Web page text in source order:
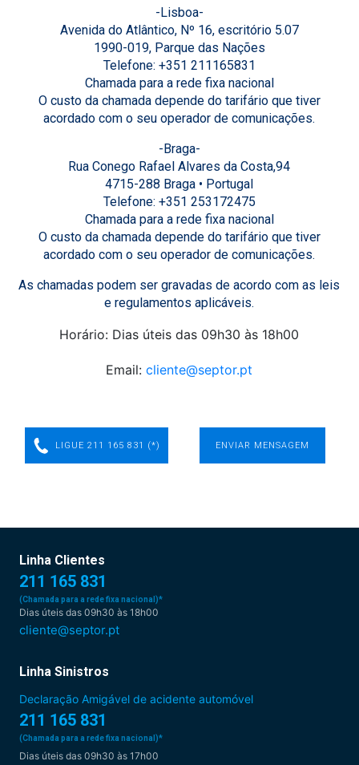
-Lisboa-
Avenida do Atlântico, Nº 16, escritório 5.07
1990-019, Parque das Nações
Telefone: +351 211165831
Chamada para a rede fixa nacional
O custo da chamada depende do tarifário que tiver
acordado com o seu operador de comunicações.
-Braga-
Rua Conego Rafael Alvares da Costa,94
4715-288 Braga • Portugal
Telefone: +351 253172475
Chamada para a rede fixa nacional
O custo da chamada depende do tarifário que tiver
acordado com o seu operador de comunicações.
As chamadas podem ser gravadas de acordo com as leis
e regulamentos aplicáveis.
Horário: Dias úteis das 09h30 às 18h00
Email:cliente@septor.pt
LIGUE 211 165 831 (*) ENVIAR MENSAGEM
Linha Clientes
211 165 831
(Chamada para a rede fixa nacional)*
Dias úteis das 09h30 às 18h00
cliente@septor.pt
Linha Sinistros
Declaração Amigável de acidente automóvel
211 165 831
(Chamada para a rede fixa nacional)*
Dias úteis das 09h30 às 17h00